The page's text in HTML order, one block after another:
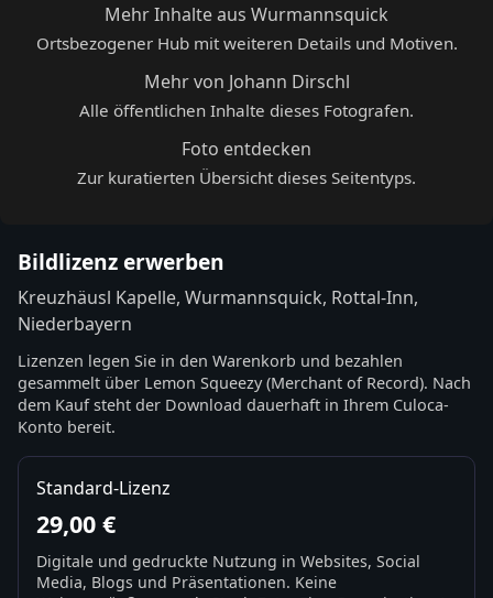
Mehr Inhalte aus Wurmannsquick
Ortsbezogener Hub mit weiteren Details und Motiven.
Mehr von Johann Dirschl
Alle öffentlichen Inhalte dieses Fotografen.
Foto entdecken
Zur kuratierten Übersicht dieses Seitentyps.
Bildlizenz erwerben
Kreuzhäusl Kapelle, Wurmannsquick, Rottal-Inn,
Niederbayern
Lizenzen legen Sie in den Warenkorb und bezahlen
gesammelt über Lemon Squeezy (Merchant of Record). Nach
dem Kauf steht der Download dauerhaft in Ihrem Culoca-
Konto bereit.
Standard-Lizenz
29,00 €
Digitale und gedruckte Nutzung in Websites, Social
Media, Blogs und Präsentationen. Keine